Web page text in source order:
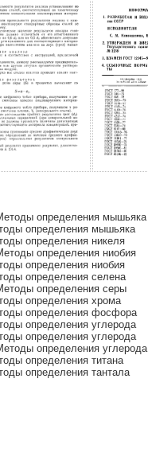
определения мышьяка
определения мышьяка
определения никеля
определения ниобия
определения ниобия
определения селена
определения серы
определения хрома
определения фосфора
определения углерода
определения углерода
определения углерода
определения титана
определения тантала